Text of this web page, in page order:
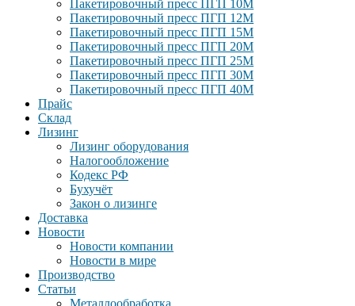
Пакетировочный пресс ПГП 10М
Пакетировочный пресс ПГП 12М
Пакетировочный пресс ПГП 15М
Пакетировочный пресс ПГП 20М
Пакетировочный пресс ПГП 25М
Пакетировочный пресс ПГП 30М
Пакетировочный пресс ПГП 40М
Прайс
Склад
Лизинг
Лизинг оборудования
Налогообложение
Кодекс РФ
Бухучёт
Закон о лизинге
Доставка
Новости
Новости компании
Новости в мире
Производство
Статьи
Металлообработка